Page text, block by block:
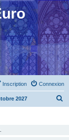
Connexion
Inscription
2027